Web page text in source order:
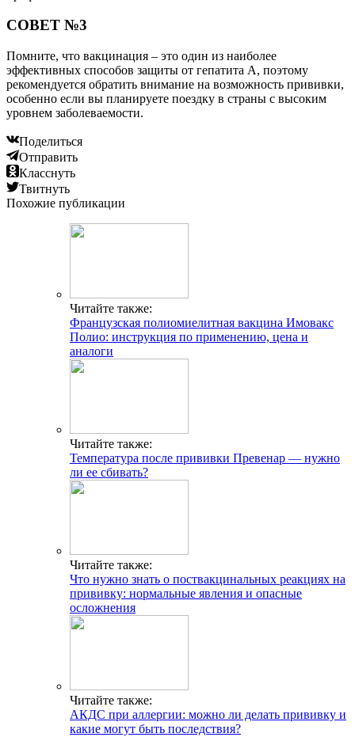
СОВЕТ №3
Помните, что вакцинация – это один из наиболее
эффективных способов защиты от гепатита A, поэтому
рекомендуется обратить внимание на возможность прививки,
особенно если вы планируете поездку в страны с высоким
уровнем заболеваемости.
Поделиться
Отправить
Класснуть
Твитнуть
Похожие публикации
Читайте также:
Французская полиомиелитная вакцина Имовакс
Полио: инструкция по применению, цена и
аналоги
Читайте также:
Температура после прививки Превенар — нужно
ли ее сбивать?
Читайте также:
Что нужно знать о поствакцинальных реакциях на
прививку: нормальные явления и опасные
осложнения
Читайте также:
АКДС при аллергии: можно ли делать прививку и
какие могут быть последствия?